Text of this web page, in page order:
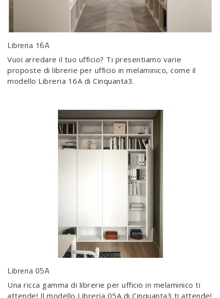
Libreria 16A
Vuoi arredare il tuo ufficio? Ti presentiamo varie
proposte di librerie per ufficio in melaminico, come il
modello Libreria 16A di Cinquanta3.
Libreria 05A
Una ricca gamma di librerie per ufficio in melaminico ti
attende! Il modello Libreria 05A di Cinquanta3 ti attende!